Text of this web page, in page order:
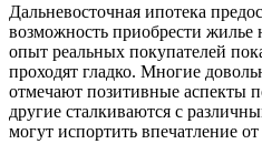
Дальневосточная ипотека
возможность приобрести жилье
опыт реальных покупателей
проходят гладко. Многие
отмечают позитивные аспекты
другие сталкиваются с
могут испортить впечатление